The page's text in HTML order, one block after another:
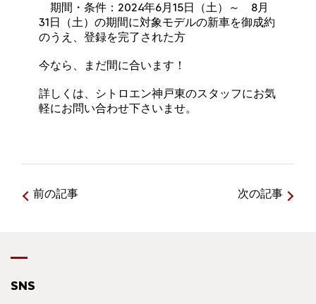
期間・条件：2024年6月15日（土）～ 8月
31日（土）の期間に対象モデルの新車を御成約
のうえ、登録を完了された方
今なら、まだ間に合います！
詳しくは、シトロエン神戸東のスタッフにお気
軽にお問い合わせ下さいませ。
前の記事 次の記事
SNS